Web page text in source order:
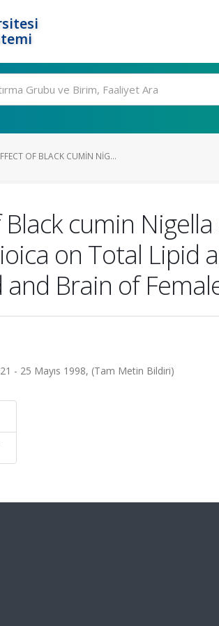
OF BLACK CUMIN NIG...
cumin
on Total Lipid
Brain of
21 - 25 Mayıs 1998, (Tam Metin Bildiri)